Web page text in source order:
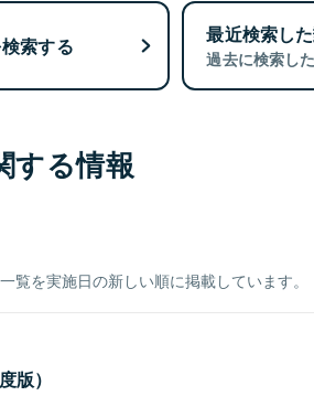
索する 最近検索し
過去に検索し
する情報
覧を実施日の新しい順に掲載しています。
版）